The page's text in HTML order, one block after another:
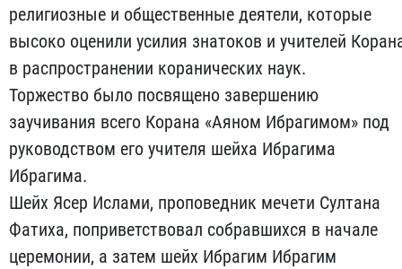
религиозные и общественные деятели, которые
высоко оценили усилия знатоков и учителей
в распространении коранических наук.
Торжество было посвящено завершению
заучивания всего Корана «Аяном Ибрагимом» под
руководством его учителя шейха Ибрагима
Ибрагима.
Шейх Ясер Ислами, проповедник мечети Султана
Фатиха, поприветствовал собравшихся в начале
церемонии, а затем шейх Ибрагим Ибрагим